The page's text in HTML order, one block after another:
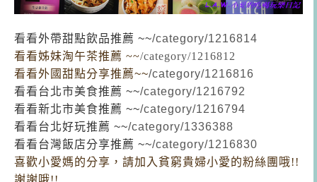
看看外帶甜點飲品推薦 ~~/category/1216814
看看姊妹淘午茶推薦 ~~/category/1216812
看看外國甜點分享推薦~~/category/1216816
看看台北市美食推薦 ~~/category/1216792
看看新北市美食推薦 ~~/category/1216794
看看台北好玩推薦 ~~/category/1336388
看看台灣飯店分享推薦 ~~/category/1216830
喜歡小愛媽的分享，請加入貧窮貴婦小愛的粉絲團哦!!